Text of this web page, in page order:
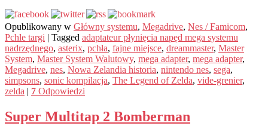
Opublikowany w Główny systemu, Megadrive, Nes / Famicom,
Pchle targi | Tagged adaptateur płynięcia napęd mega systemu
nadrzędnego, asterix, pchła, fajne miejsce, dreammaster, Master
System, Master System Walutowy, mega adapter, mega adapter,
Megadrive, nes, Nowa Zelandia historia, nintendo nes, sega,
simpsons, sonic kompilacja, The Legend of Zelda, vide-grenier,
zelda | 7 Odpowiedzi
Super Multitap 2 Bomberman